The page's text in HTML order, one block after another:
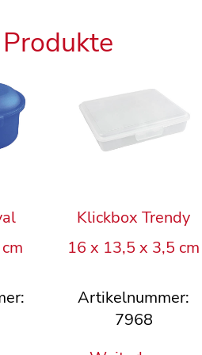
Klickbox Trendy
16 x 13,5 x 3,5 cm
Artikelnummer:
7968